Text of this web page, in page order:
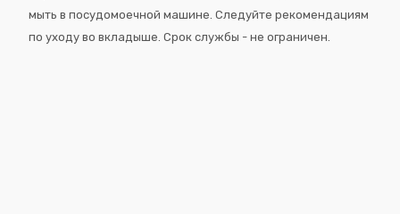
мыть в посудомоечной машине. Следуйте рекомендациям
по уходу во вкладыше. Срок службы - не ограничен.